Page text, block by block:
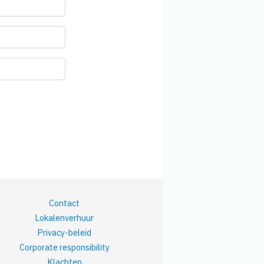
Contact
Lokalenverhuur
Privacy-beleid
Corporate responsibility